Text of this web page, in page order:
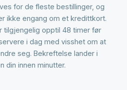
for de fleste bestillinger, og
ikke engang om et kredittkort.
tilgjengelig opptil 48 timer før
i dag med visshet om at
seg. Bekreftelse lander i
din innen minutter.